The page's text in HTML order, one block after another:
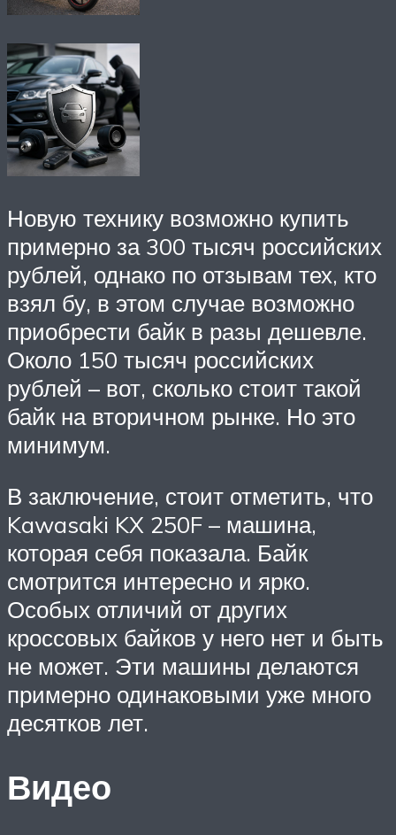
Новую технику возможно купить
примерно за 300 тысяч российских
рублей, однако по отзывам тех, кто
взял бу, в этом случае возможно
приобрести байк в разы дешевле.
Около 150 тысяч российских
рублей – вот, сколько стоит такой
байк на вторичном рынке. Но это
минимум.
В заключение, стоит отметить, что
Kawasaki KX 250F – машина,
которая себя показала. Байк
смотрится интересно и ярко.
Особых отличий от других
кроссовых байков у него нет и быть
не может. Эти машины делаются
примерно одинаковыми уже много
десятков лет.
Видео